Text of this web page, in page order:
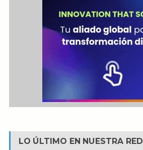
LO ÚLTIMO EN NUESTRA RED